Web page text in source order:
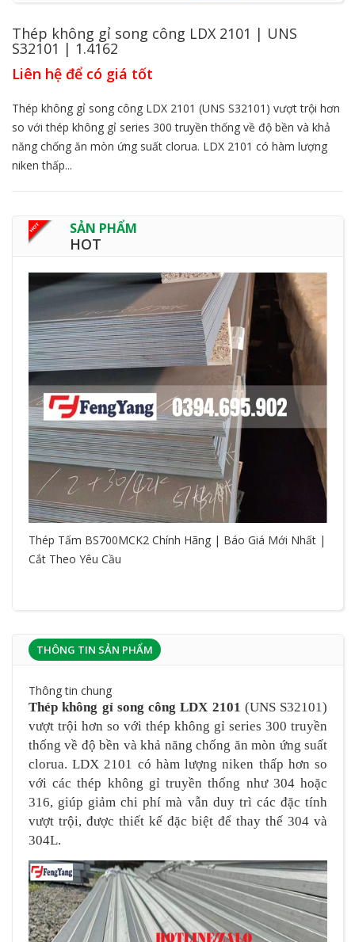
Thép không gỉ song công LDX 2101 | UNS
S32101 | 1.4162
Liên hệ để có giá tốt
Thép không gỉ song công LDX 2101 (UNS S32101) vượt trội hơn
so với thép không gỉ series 300 truyền thống về độ bền và khả
năng chống ăn mòn ứng suất clorua. LDX 2101 có hàm lượng
niken thấp...
SẢN PHẨM
HOT
Thép Tấm BS700MCK2 Chính Hãng | Báo Giá Mới Nhất |
Cắt Theo Yêu Cầu
THÔNG TIN SẢN PHẨM
Thông tin chung
Thép không gỉ song công LDX 2101 (UNS S32101)
vượt trội hơn so với thép không gỉ series 300 truyền
thống về độ bền và khả năng chống ăn mòn ứng suất
clorua. LDX 2101 có hàm lượng niken thấp hơn so
với các thép không gỉ truyền thống như 304 hoặc
316, giúp giảm chi phí mà vẫn duy trì các đặc tính
vượt trội, được thiết kế đặc biệt để thay thế 304 và
304L.